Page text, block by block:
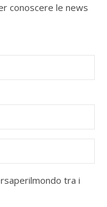
conoscere le news
tra i